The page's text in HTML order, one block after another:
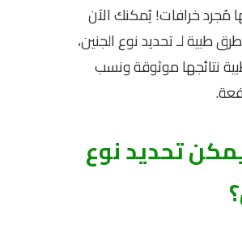
مُجرد خرافات! يُمكنك الآن
طبية لـ تحديد نوع الجنين،
نتائجها موثوقة ونسب
تحديد نوع